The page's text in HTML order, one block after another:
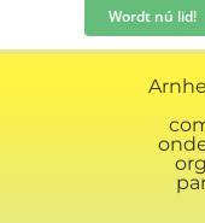
inhoud
Wordt nú lid!